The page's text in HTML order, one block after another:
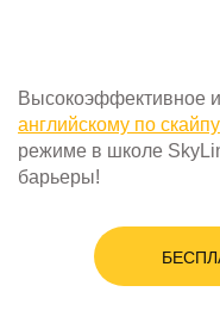
Высокоэффективное
английскому по скайпу
режиме в школе
барьеры!